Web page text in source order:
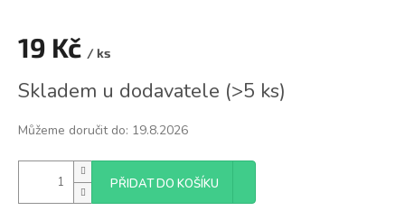
19 Kč / ks
cena:
Skladem u dodavatele (>5 ks)
Můžeme doručit do: 19.8.2026
PŘIDAT DO KOŠÍKU